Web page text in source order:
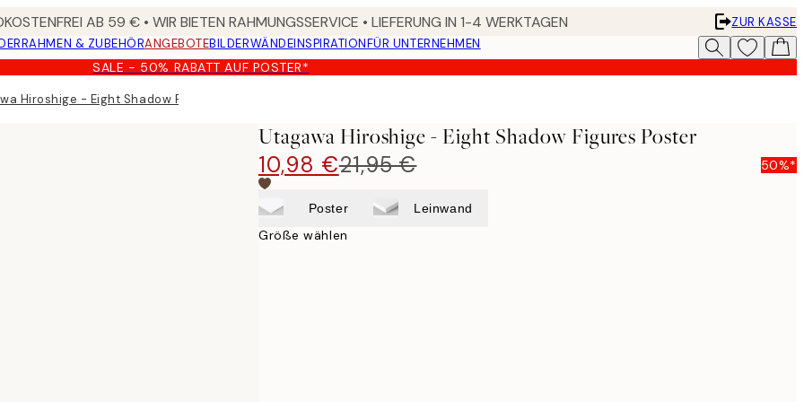
AB 59 € • WIR BIETEN RAHMUNGSSERVICE • LIEFERUNG IN 1-4 WERKTAGEN
ZUR KASSE
RAHMEN & ZUBEHÖRANGEBOTEBILDERWÄNDEINSPIRATIONFÜR UNTERNEHMEN
SALE - 50% RABATT AUF POSTER*
Hiroshige - Eight Shadow Figures Poster
Utagawa Hiroshige - Eight Shadow Figures Poster
10,98 €21,95 € 50%*
Poster Leinwand
Größe wählen